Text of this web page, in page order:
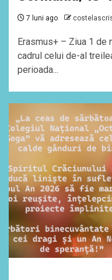
7 luni ago
Erasmus+ – Ziua 1 de
cadrul celui de-al
perioada...